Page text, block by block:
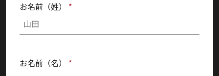
お名前（姓） *
お名前（名） *